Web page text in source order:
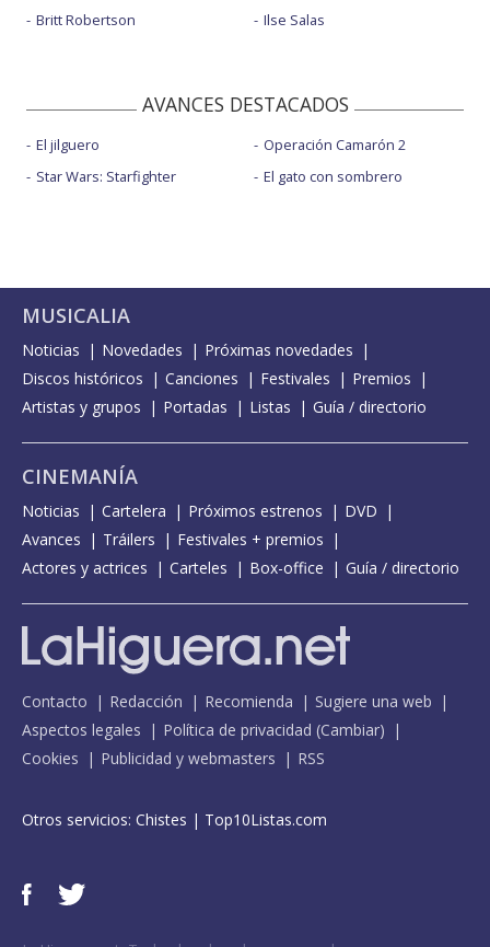
Britt Robertson
Ilse Salas
AVANCES DESTACADOS
El jilguero
Star Wars: Starfighter
Operación Camarón 2
El gato con sombrero
MUSICALIA
Noticias Novedades
Próximas novedades
Discos históricos
Canciones Festivales
Premios
Artistas y grupos
Portadas Listas Guía / directorio
CINEMANÍA
Noticias Cartelera Próximos estrenos
DVD
Avances
Tráilers
Festivales + premios
Actores y actrices
Carteles Box-office Guía / directorio
Contacto Redacción Recomienda
Sugiere una web
Aspectos legales
Política de privacidad (Cambiar)
Cookies
Publicidad y webmasters RSS
Otros servicios: Chistes | Top10Listas.com